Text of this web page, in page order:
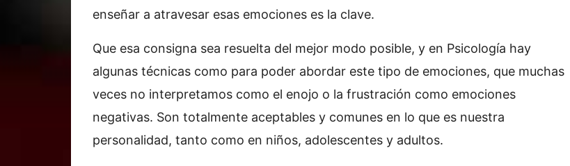
enseñar a atravesar esas emociones es la clave.
Que esa consigna sea resuelta del mejor modo posible, y en Psicología hay
algunas técnicas como para poder abordar este tipo de emociones, que muchas
veces no interpretamos como el enojo o la frustración como emociones
negativas. Son totalmente aceptables y comunes en lo que es nuestra
personalidad, tanto como en niños, adolescentes y adultos.